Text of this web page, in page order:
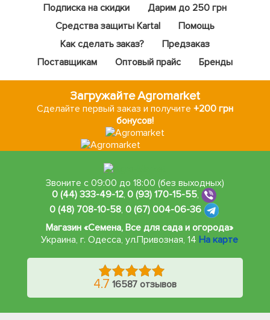
Подписка на скидки
Дарим до 250 грн
Средства защиты Kartal
Помощь
Как сделать заказ?
Предзаказ
Поставщикам
Оптовый прайс Бренды
Загружайте Agromarket
Сделайте первый заказ и получите +200 грн
бонусов!
Звоните с 09:00 до 18:00 (без выходных)
0 (44) 333-49-12,0 (93) 170-15-55,
0 (48) 708-10-58, 0 (67) 004-06-36
Магазин «Семена, Все для сада и огорода»
Украина, г. Одесса, ул.Привозная, 14 На карте
4.7 16587 отзывов